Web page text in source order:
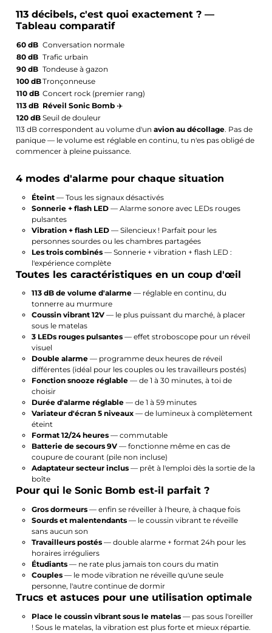
113 décibels, c'est quoi exactement ? —
Tableau comparatif
60 dB Conversation normale
80 dB Trafic urbain
90 dB Tondeuse à gazon
100 dBTronçonneuse
110 dB Concert rock (premier rang)
113 dB Réveil Sonic Bomb ✈️
120 dB Seuil de douleur
113 dB correspondent au volume d'unavion au décollage. Pas de
panique — le volume est réglable en continu, tu n'es pas obligé de
commencer à pleine puissance.
4 modes d'alarme pour chaque situation
Éteint— Tous les signaux désactivés
Sonnerie + flash LED— Alarme sonore avec LEDs rouges
pulsantes
Vibration + flash LED— Silencieux ! Parfait pour les
personnes sourdes ou les chambres partagées
Les trois combinés— Sonnerie + vibration + flash LED :
l'expérience complète
Toutes les caractéristiques en un coup d'œil
113 dB de volume d'alarme— réglable en continu, du
tonnerre au murmure
Coussin vibrant 12V— le plus puissant du marché, à placer
sous le matelas
3 LEDs rouges pulsantes— effet stroboscope pour un réveil
visuel
Double alarme— programme deux heures de réveil
différentes (idéal pour les couples ou les travailleurs postés)
Fonction snooze réglable— de 1 à 30 minutes, à toi de
choisir
Durée d'alarme réglable— de 1 à 59 minutes
Variateur d'écran 5 niveaux— de lumineux à complètement
éteint
Format 12/24 heures— commutable
Batterie de secours 9V— fonctionne même en cas de
coupure de courant (pile non incluse)
Adaptateur secteur inclus— prêt à l'emploi dès la sortie de la
boîte
Pour qui le Sonic Bomb est-il parfait ?
Gros dormeurs— enfin se réveiller à l'heure, à chaque fois
Sourds et malentendants— le coussin vibrant te réveille
sans aucun son
Travailleurs postés— double alarme + format 24h pour les
horaires irréguliers
Étudiants— ne rate plus jamais ton cours du matin
Couples— le mode vibration ne réveille qu'une seule
personne, l'autre continue de dormir
Trucs et astuces pour une utilisation optimale
Place le coussin vibrant sous le matelas— pas sous l'oreiller
! Sous le matelas, la vibration est plus forte et mieux répartie.